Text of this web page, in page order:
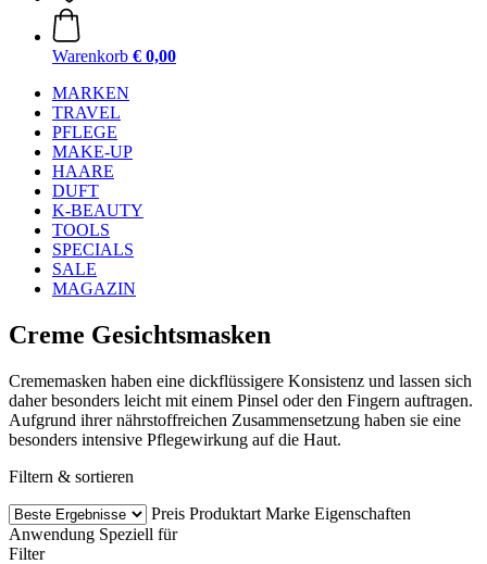
Warenkorb € 0,00
MARKEN
TRAVEL
PFLEGE
MAKE-UP
HAARE
DUFT
K-BEAUTY
TOOLS
SPECIALS
SALE
MAGAZIN
Creme Gesichtsmasken
Crememasken haben eine dickflüssigere Konsistenz und lassen sich
daher besonders leicht mit einem Pinsel oder den Fingern auftragen.
Aufgrund ihrer nährstoffreichen Zusammensetzung haben sie eine
besonders intensive Pflegewirkung auf die Haut.
Filtern & sortieren
Preis Produktart Marke Eigenschaften
Anwendung Speziell für
Filter